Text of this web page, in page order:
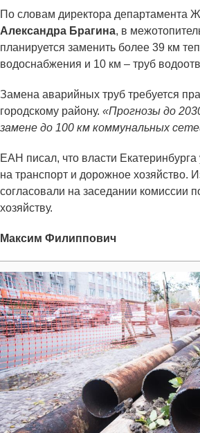
По словам директора департамента
Александра Брагина, в
планируется заменить более 39 км
водоснабжения и 10 км – труб
Замена аварийных труб требуется
городскому району. «Прогнозы до
замене до 100 км коммунальных
ЕАН писал, что власти
на транспорт и дорожное хозяйство.
согласовали на заседании комиссии
хозяйству.
Максим Филиппович